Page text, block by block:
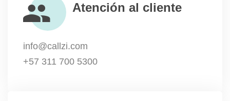
Atención al cliente
info@callzi.com
+57 311 700 5300